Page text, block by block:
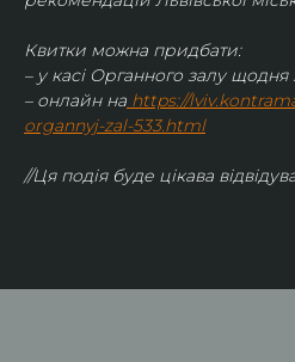
Квитки можна придбати:
– у касі Органного залу щодня
– онлайн на https://
organnyj-zal-533.html
//Ця подія буде цікава